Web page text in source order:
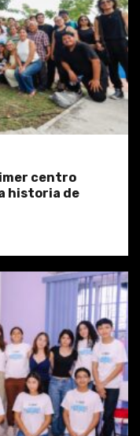
centro
historia de